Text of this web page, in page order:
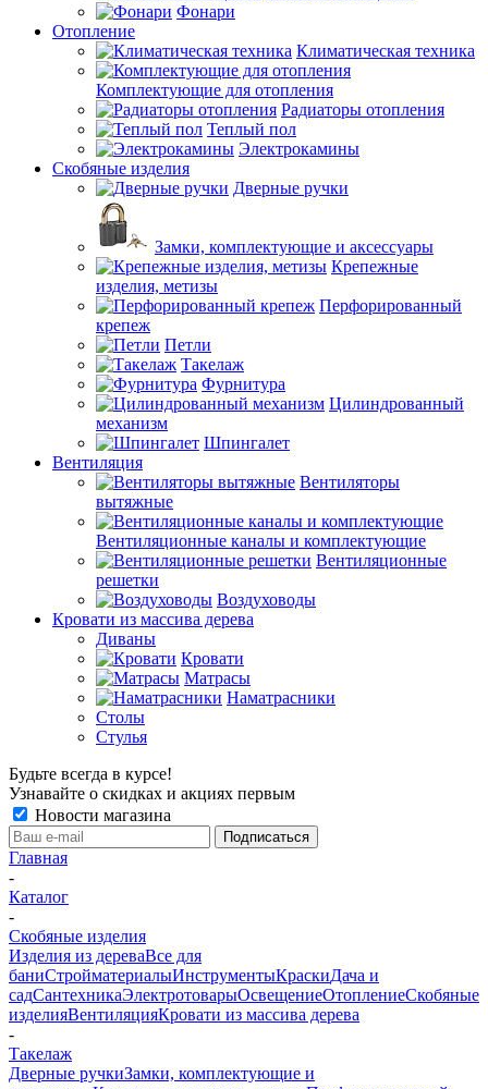
Фонари
Отопление
Климатическая техника
Комплектующие для отопления
Радиаторы отопления
Теплый пол
Электрокамины
Скобяные изделия
Дверные ручки
Замки, комплектующие и аксессуары
Крепежные
изделия, метизы
Перфорированный
крепеж
Петли
Такелаж
Фурнитура
Цилиндрованный
механизм
Шпингалет
Вентиляция
Вентиляторы
вытяжные
Вентиляционные каналы и комплектующие
Вентиляционные
решетки
Воздуховоды
Кровати из массива дерева
Диваны
Кровати
Матрасы
Наматрасники
Столы
Стулья
Будьте всегда в курсе!
Узнавайте о скидках и акциях первым
Новости магазина
Главная
-
Каталог
-
Скобяные изделия
Изделия из дереваВсе для
баниСтройматериалыИнструментыКраскиДача и
садСантехникаЭлектротоварыОсвещениеОтоплениеСкобяные
изделияВентиляцияКровати из массива дерева
-
Такелаж
Дверные ручкиЗамки, комплектующие и